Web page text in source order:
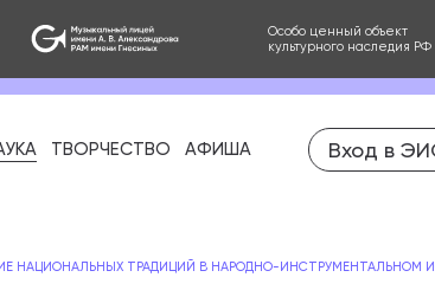
Особо ценный объект
культурного наследия РФ
ТВОРЧЕСТВО АФИША Вход в
НАЦИОНАЛЬНЫХ ТРАДИЦИЙ В НАРОДНО-ИНСТРУМЕНТАЛЬНОМ